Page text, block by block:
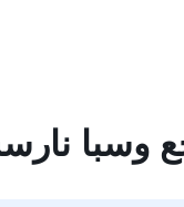
وسبا